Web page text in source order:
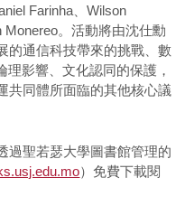
Farinha、Wilson
Monereo。活動將由沈仕勳
的通信科技帶來的挑戰、數
影響、文化認同的保護，
共同體所面臨的其他核心議
過聖若瑟大學圖書館管理的
）免費下載閱